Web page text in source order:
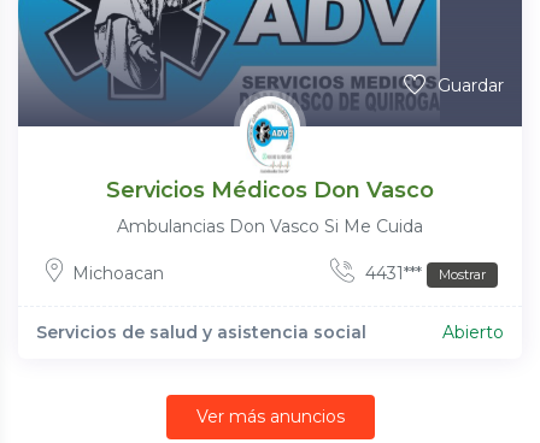
Guardar
Servicios Médicos Don Vasco
Ambulancias Don Vasco Si Me Cuida
Michoacan 4431*** Mostrar
Servicios de salud y asistencia social Abierto
Ver más anuncios